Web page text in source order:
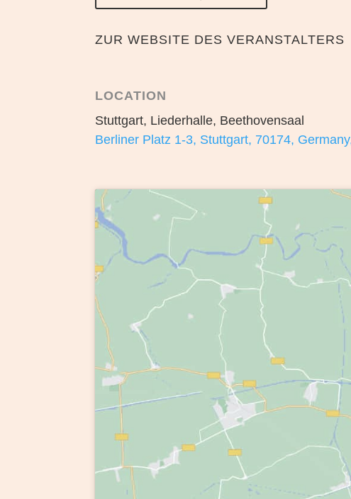
ZUR WEBSITE DES VERANSTALTERS
LOCATION
Stuttgart, Liederhalle, Beethovensaal
Berliner Platz 1-3, Stuttgart, 70174,